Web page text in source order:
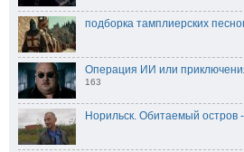
подборка тамплиерских
Операция ИИ или
163
Норильск. Обитаемый остров